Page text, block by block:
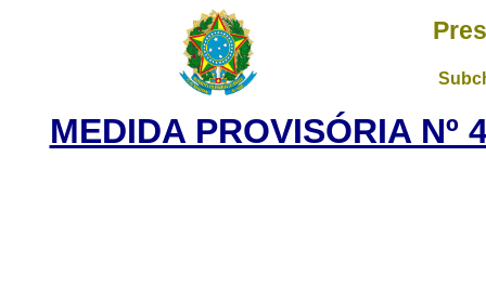
MEDIDA PROVISÓRIA Nº